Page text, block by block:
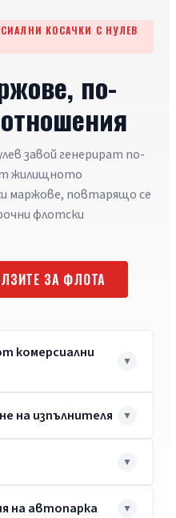
КОСАЧКИ С НУЛЕВ
по-
завой генерират по-
жилищното
маржове, повтарящо се
флотски
ЗА ФЛОТА
комерсиални
на изпълнителя
на автопарка